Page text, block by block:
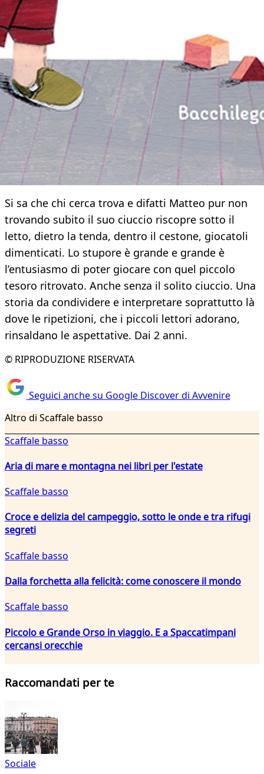
Si sa che chi cerca trova e difatti Matteo pur non
trovando subito il suo ciuccio riscopre sotto il
letto, dietro la tenda, dentro il cestone, giocatoli
dimenticati. Lo stupore è grande e grande è
l’entusiasmo di poter giocare con quel piccolo
tesoro ritrovato. Anche senza il solito ciuccio. Una
storia da condividere e interpretare soprattutto là
dove le ripetizioni, che i piccoli lettori adorano,
rinsaldano le aspettative. Dai 2 anni.
© RIPRODUZIONE RISERVATA
Seguici anche su Google Discover di Avvenire
Altro di Scaffale basso
Scaffale basso
Aria di mare e montagna nei libri per l'estate
Scaffale basso
Croce e delizia del campeggio, sotto le onde e tra rifugi
segreti
Scaffale basso
Dalla forchetta alla felicità: come conoscere il mondo
Scaffale basso
Piccolo e Grande Orso in viaggio. E a Spaccatimpani
cercansi orecchie
Raccomandati per te
Sociale